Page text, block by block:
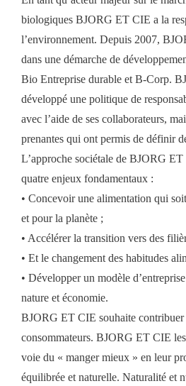
biologiques BJORG ET CIE a la
l’environnement. Depuis 2007,
dans une démarche de
Bio Entreprise durable et B-Corp.
développé une politique de
avec l’aide de ses collaborateurs,
prenantes qui ont permis de définir
L’approche sociétale de BJORG
quatre enjeux fondamentaux :
• Concevoir une alimentation qui
et pour la planète ;
• Accélérer la transition vers des
• Et le changement des habitudes
• Développer un modèle
nature et économie.
BJORG ET CIE souhaite contribuer
consommateurs. BJORG ET CIE
voie du « manger mieux » en leur
équilibrée et naturelle. Naturalité et